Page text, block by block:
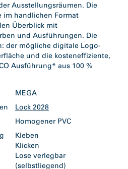
Ausstellungsräumen. Die
im handlichen Format
Überblick mit
und Ausführungen. Die
der mögliche digitale Logo-
und die kosteneffiziente,
Ausführung* aus 100 %
MEGA
Lock 2028
Homogener PVC
Kleben
Klicken
Lose verlegbar
(selbstliegend)